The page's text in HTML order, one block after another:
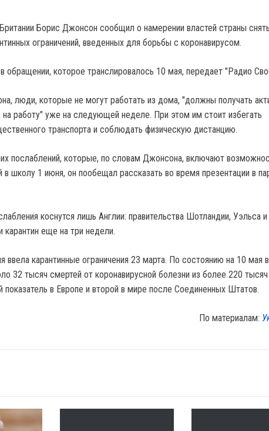
Борис Джонсон сообщил о намерении властей страны
ограничений, введенных для борьбы с коронавирусом.
обращении, которое транслировалось 10 мая, передает "Радио
люди, которые не могут работать из дома, "должны получать
работу" уже на следующей неделе. При этом им стоит избегать
транспорта и соблюдать физическую дистанцию.
послаблений, которые, по словам Джонсона, включают
в школу 1 июня, он пообещал рассказать во время презентации в
коснутся лишь Англии: правительства Шотландии, Уэльса
карантин еще на три недели.
ввела карантинные ограничения 23 марта. По состоянию на 10 мая
32 тысяч смертей от коронавирусной болезни из более 220
в Европе и второй в мире после Соединенных Штатов.
По материалам: